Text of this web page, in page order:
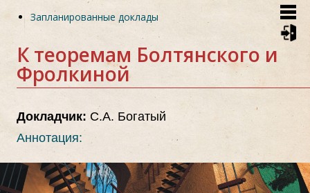
Skip
content
Запланированные доклады
К теоремам Болтянского и
Фролкиной
Докладчик: С.А. Богатый
Аннотация: